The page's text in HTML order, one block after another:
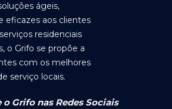
ágeis,
eficazes aos clientes
residenciais
o Grifo se propõe a
com os melhores
serviço locais.
Grifo nas Redes Sociais